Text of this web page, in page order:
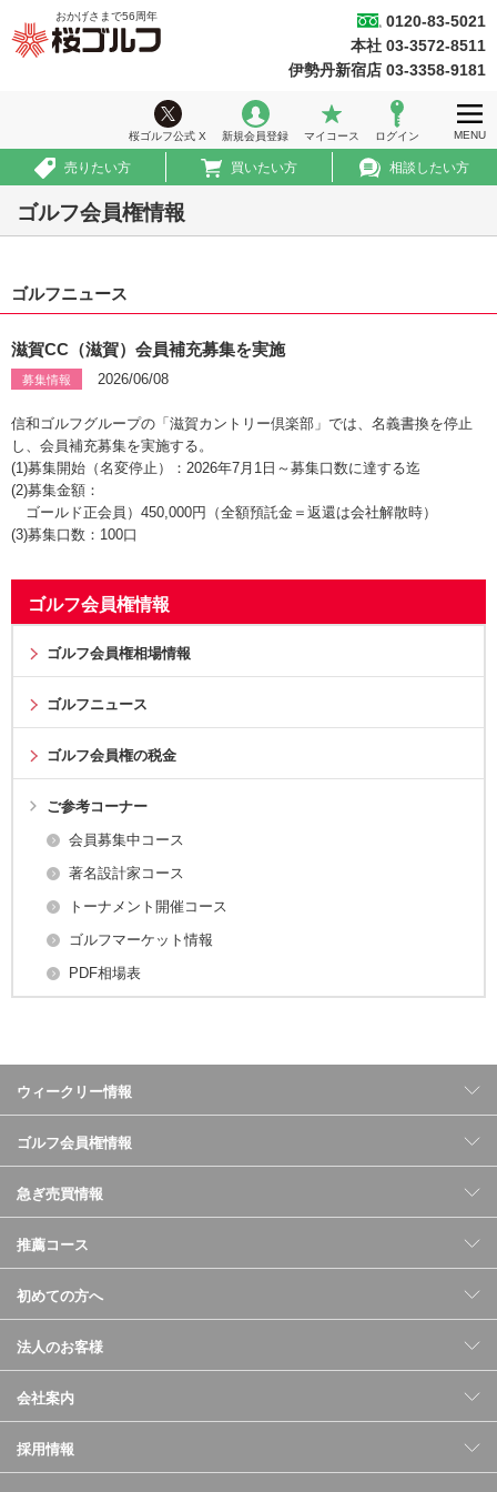
ホーム
ウィークリー情報
ゴルフ会員権情報
採用情報
おかげさまで56 周年
桜ゴルフ公式 X 新規会員登録 マイコース ログイン MENU
0120-83-5021
本社 03-3572-8511
伊勢丹新宿店 03-3358-9181
売りたい方 買いたい方 相談したい方
ゴルフ会員権情報
ゴルフニュース
滋賀CC（滋賀）会員補充募集を実施
募集情報 2026/06/08
信和ゴルフグループの「滋賀カントリー倶楽部」では、名義書換を停止
し、会員補充募集を実施する。
(1)募集開始（名変停止）：2026年7月1日～募集口数に達する迄
(2)募集金額：
ゴールド正会員）450,000円（全額預託金＝返還は会社解散時）
(3)募集口数：100口
ゴルフ会員権情報
ゴルフ会員権相場情報
ゴルフニュース
ゴルフ会員権の税金
ご参考コーナー
会員募集中コース
著名設計家コース
トーナメント開催コース
ゴルフマーケット情報
PDF相場表
ウィークリー情報
ゴルフ会員権情報
急ぎ売買情報
推薦コース
初めての方へ
法人のお客様
会社案内
採用情報